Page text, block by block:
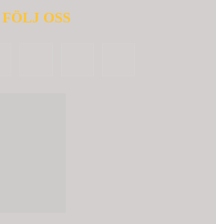
FÖLJ OSS